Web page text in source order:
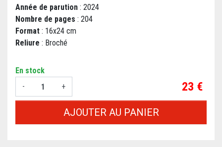
Année de parution : 2024
Nombre de pages : 204
Format : 16x24 cm
Reliure : Broché
En stock
-
+ Prix
23 €
AJOUTER AU PANIER